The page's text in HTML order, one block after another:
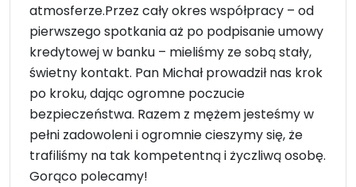
atmosferze. ​Przez cały okres współpracy – od
pierwszego spotkania aż po podpisanie umowy
kredytowej w banku – mieliśmy ze sobą stały,
świetny kontakt. Pan Michał prowadził nas krok
po kroku, dając ogromne poczucie
bezpieczeństwa. Razem z mężem jesteśmy w
pełni zadowoleni i ogromnie cieszymy się, że
trafiliśmy na tak kompetentną i życzliwą osobę.
Gorąco polecamy!